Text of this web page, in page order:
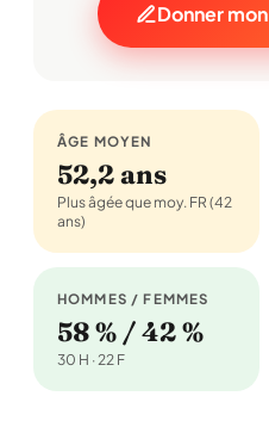
Donner
ÂGE MOYEN
52,2 ans
Plus âgée que moy. FR (42
ans)
HOMMES / FEMMES
58 % / 42 %
30 H · 22 F